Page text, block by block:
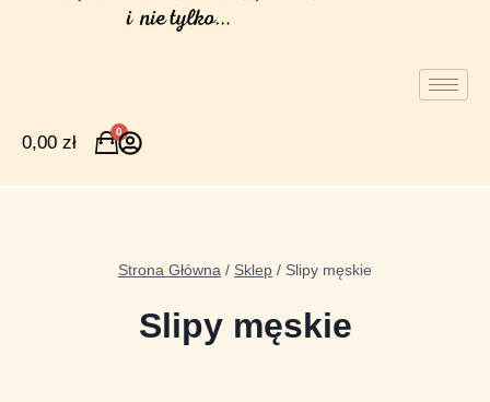
0,00 zł
0
Strona Główna / Sklep / Slipy męskie
Slipy męskie